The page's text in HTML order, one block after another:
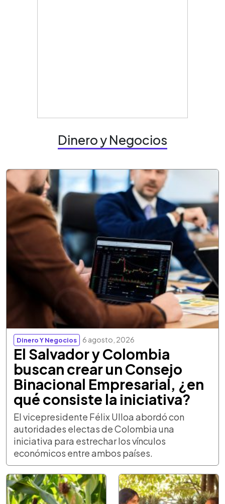
Dinero y Negocios
Dinero Y Negocios 6 agosto, 2026
El Salvador y Colombia
buscan crear un Consejo
Binacional Empresarial, ¿en
qué consiste la iniciativa?
El vicepresidente Félix Ulloa abordó con
autoridades electas de Colombia una
iniciativa para estrechar los vínculos
económicos entre ambos países.